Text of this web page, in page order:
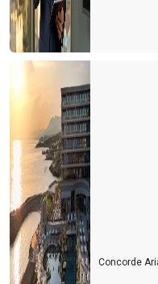
Entellektüel olmak
Dünyada değişmesi
HOP ON, HOP OFF (İNDİ-
SAĞLIK TURİZMİ ATEŞELİĞİ
Gastrofizik
Zamanın durduğu şehir
Kriz anlarında karar alma
İnsanın en az üç alternatifi
Concorde